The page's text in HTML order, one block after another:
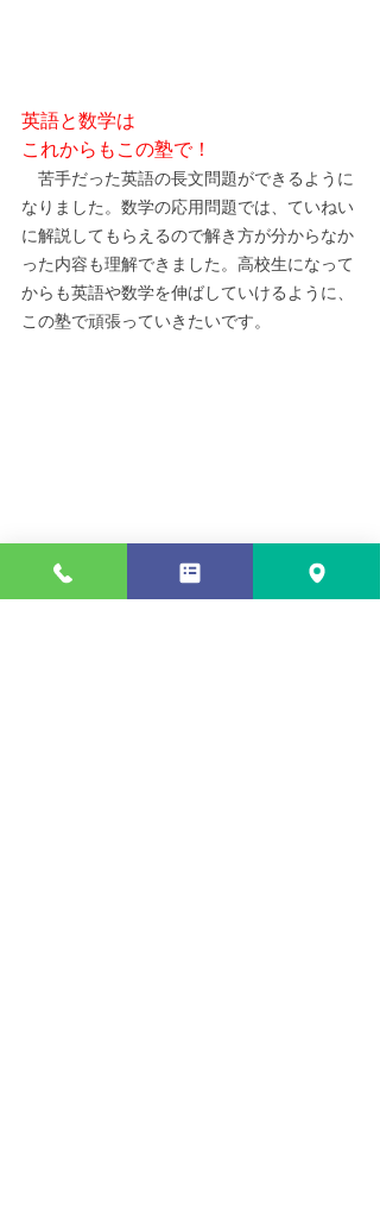
英語と数学は
これからもこの塾で！
苦手だった英語の長文問題ができるように
なりました。数学の応用問題では、ていねい
に解説してもらえるので解き方が分からなか
った内容も理解できました。高校生になって
からも英語や数学を伸ばしていけるように、
この塾で頑張っていきたいです。
この塾で本当に良かった！